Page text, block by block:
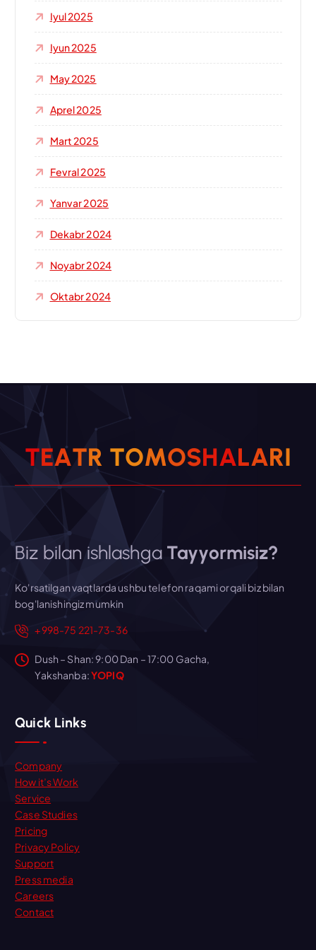
Iyul 2025
Iyun 2025
May 2025
Aprel 2025
Mart 2025
Fevral 2025
Yanvar 2025
Dekabr 2024
Noyabr 2024
Oktabr 2024
TEATR TOMOSHALARI
Biz bilan ishlashgaTayyormisiz?
Ko'rsatilgan vaqtlarda ushbu telefon raqami orqali biz bilan
bog'lanishingiz mumkin
+998-75 221-73-36
Dush – Shan: 9:00 Dan – 17:00 Gacha,
Yakshanba:YOPIQ
Quick Links
Company
How it’s Work
Service
Case Studies
Pricing
Privacy Policy
Support
Press media
Careers
Contact